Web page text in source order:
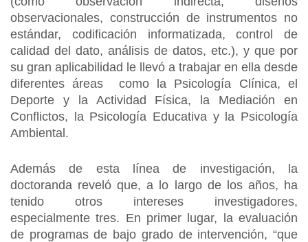
observacionales, construcción de instrumentos no
estándar, codificación informatizada, control de
calidad del dato, análisis de datos, etc.), y que por
su gran aplicabilidad le llevó a trabajar en ella desde
diferentes áreas como la Psicología Clínica, el
Deporte y la Actividad Física, la Mediación en
Conflictos, la Psicología Educativa y la Psicología
Ambiental.
Además de esta línea de investigación, la
doctoranda reveló que, a lo largo de los años, ha
tenido otros intereses investigadores,
especialmente tres. En primer lugar, la evaluación
de programas de bajo grado de intervención, “que